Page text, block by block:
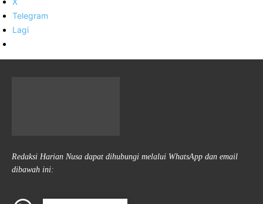
Telegram
Lagi
Redaksi Harian Nusa dapat dihubungi melalui WhatsApp dan email
dibawah ini: